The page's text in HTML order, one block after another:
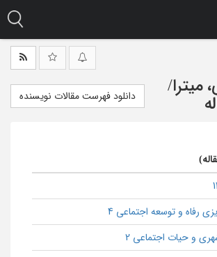
میترا/
دانلود فهرست مقالات نویسنده
رفاه و توسعه اجتماعی 4
و حیات اجتماعی 2